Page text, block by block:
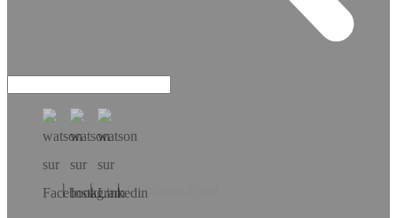
Téléchargez l’app!